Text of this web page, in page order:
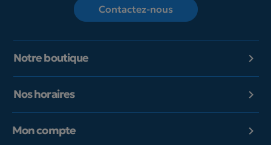
Contactez-nous
Notre boutique 
Nos horaires 
Mon compte 